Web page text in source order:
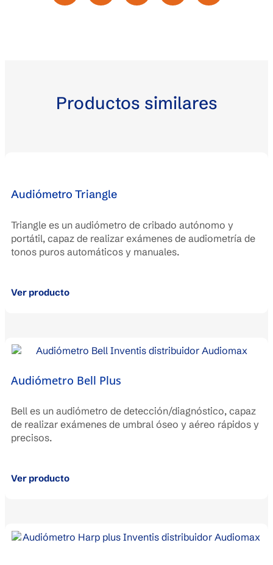
Productos similares
Audiómetro Triangle
Triangle es un audiómetro de cribado autónomo y
portátil, capaz de realizar exámenes de audiometría de
tonos puros automáticos y manuales.
Ver producto
Audiómetro Bell Plus
Bell es un audiómetro de detección/diagnóstico, capaz
de realizar exámenes de umbral óseo y aéreo rápidos y
precisos.
Ver producto